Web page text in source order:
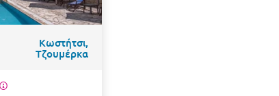
Κωστήτσι,
Τζουμέρκα